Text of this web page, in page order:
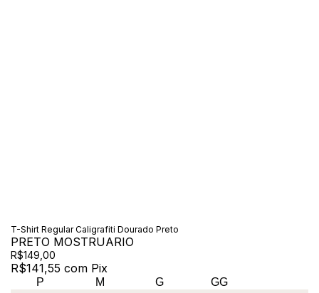
T-Shirt Regular Caligrafiti Dourado Preto
PRETO MOSTRUARIO
R$149,00
R$141,55 com Pix
P M G GG